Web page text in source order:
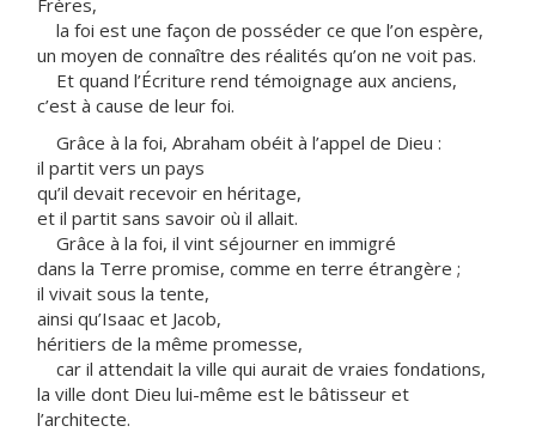
Frères,
la foi est une façon de posséder ce que l’on espère,
un moyen de connaître des réalités qu’on ne voit pas.
Et quand l’Écriture rend témoignage aux anciens,
c’est à cause de leur foi.
Grâce à la foi, Abraham obéit à l’appel de Dieu :
il partit vers un pays
qu’il devait recevoir en héritage,
et il partit sans savoir où il allait.
Grâce à la foi, il vint séjourner en immigré
dans la Terre promise, comme en terre étrangère ;
il vivait sous la tente,
ainsi qu’Isaac et Jacob,
héritiers de la même promesse,
car il attendait la ville qui aurait de vraies fondations,
la ville dont Dieu lui-même est le bâtisseur et
l’architecte.